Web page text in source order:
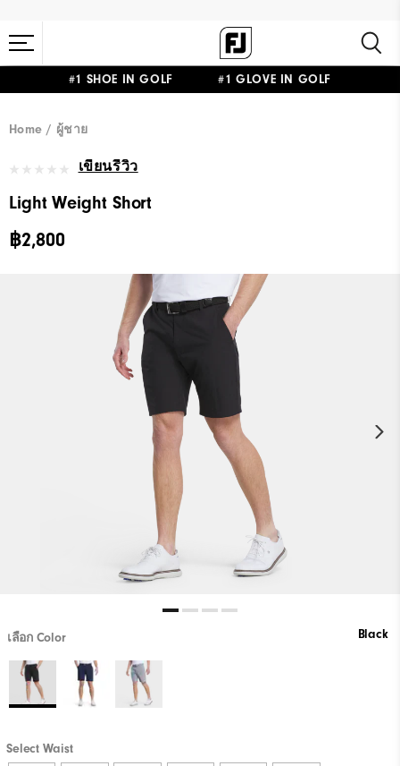
#1 SHOE IN GOLF #1 GLOVE IN GOLF
Home ผู้ชาย
เขียนรีวิว
Light Weight Short
฿2,800
เลือก Color Black
Select Waist